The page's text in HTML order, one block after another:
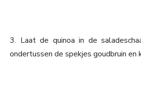
3. Laat de quinoa in de
ondertussen de spekjes goudbruin en